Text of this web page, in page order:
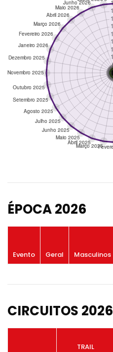
ÉPOCA 2026
Evento Geral Masculinos
CIRCUITOS 2026
TRAIL